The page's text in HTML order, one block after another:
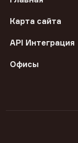
Карта сайта
API Интеграция
Офисы